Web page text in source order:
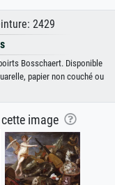
2429
Bosschaert. Disponible
papier non couché ou
image